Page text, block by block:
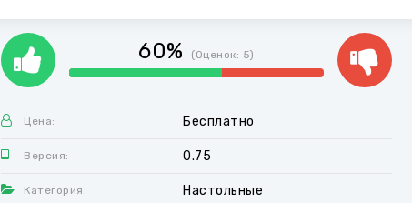
60% (Оценок: 5)
Цена: Бесплатно
Версия: 0.75
Категория: Настольные